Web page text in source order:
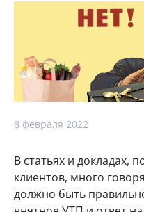
8 февраля 2022
В статьях и докладах,
клиентов, много
должно быть